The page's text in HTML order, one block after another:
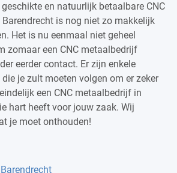
en natuurlijk betaalbare CNC
is nog niet zo makkelijk
Het is nu eenmaal niet geheel
zomaar een CNC metaalbedrijf
eerder contact. Er zijn enkele
je zult moeten volgen om er zeker
een CNC metaalbedrijf in
hart heeft voor jouw zaak. Wij
je moet onthouden!